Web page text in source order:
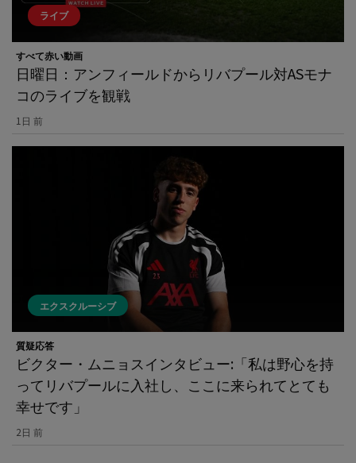
ライブ
すべて赤い動画
日曜日：アンフィールドからリバプール対ASモナ
コのライブを観戦
1日 前
エクスクルーシブ
質疑応答
ビクター・ムニョスインタビュー:「私は野心を持
ってリバプールに入社し、ここに来られてとても
幸せです」
2日 前